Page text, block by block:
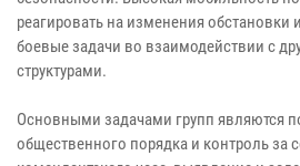
реагировать на изменения
боевые задачи во взаимодействии с
структурами.
Основными задачами групп являются
общественного порядка и контроль за